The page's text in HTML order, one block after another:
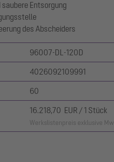
Entsorgung
des Abscheiders
96007-DL-120D
4026092109991
60
16.218,70 EUR / 1 Stück
Werkslistenpreis exklusive